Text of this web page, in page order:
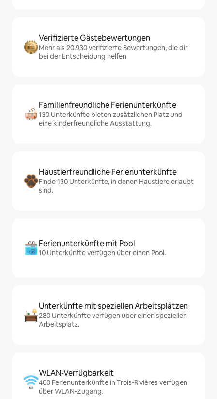
Verifizierte Gästebewertungen
Mehr als 20.930 verifizierte Bewertungen, die dir
bei der Entscheidung helfen
Familienfreundliche Ferienunterkünfte
130 Unterkünfte bieten zusätzlichen Platz und
eine kinderfreundliche Ausstattung.
Haustierfreundliche Ferienunterkünfte
Finde 130 Unterkünfte, in denen Haustiere erlaubt
sind.
Ferienunterkünfte mit Pool
10 Unterkünfte verfügen über einen Pool.
Unterkünfte mit speziellen Arbeitsplätzen
280 Unterkünfte verfügen über einen speziellen
Arbeitsplatz.
WLAN-Verfügbarkeit
400 Ferienunterkünfte in Trois-Rivières verfügen
über WLAN-Zugang.